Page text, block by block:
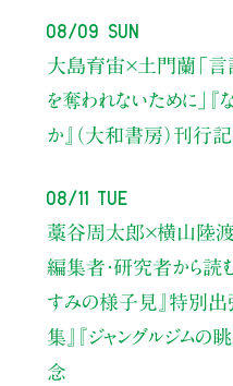
08/09 Sun
大島育宙×土門蘭 「
を奪われないために」
か』（大和書房）刊行
08/11 Tue
藁谷周太郎×横山陸渡×
編集者・研究者から読
すみの様子見』特別出
集』『ジャングルジム
念